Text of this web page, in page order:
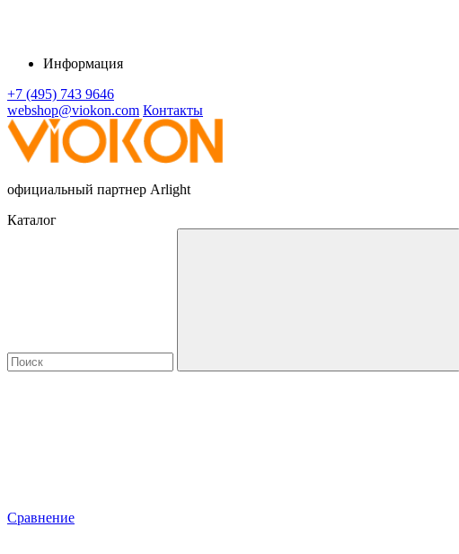
Информация
+7 (495) 743 9646
webshop@viokon.com Контакты
официальный партнер Arlight
Каталог
Сравнение